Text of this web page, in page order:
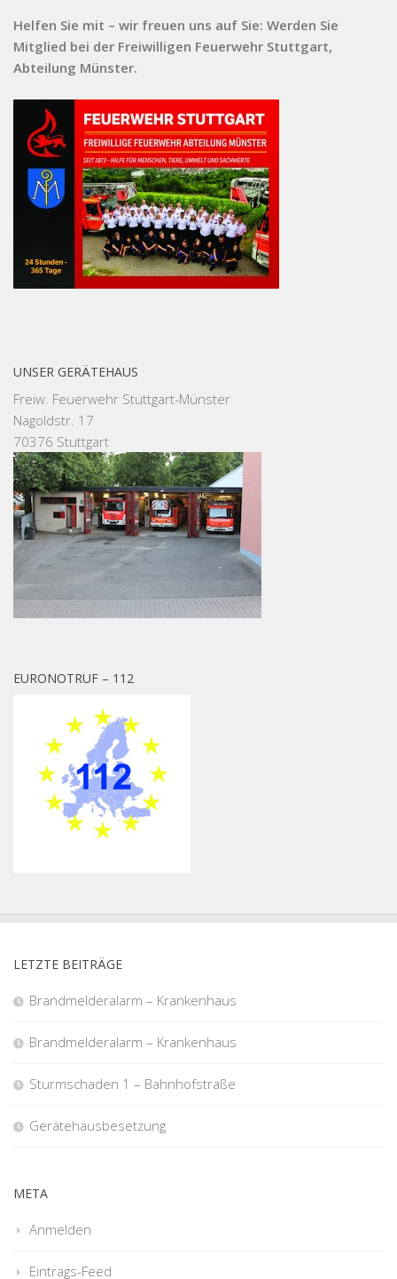
Helfen Sie mit – wir freuen uns auf Sie: Werden Sie
Mitglied bei der Freiwilligen Feuerwehr Stuttgart,
Abteilung Münster.
UNSER GERÄTEHAUS
Freiw. Feuerwehr Stuttgart-Münster
Nagoldstr. 17
70376 Stuttgart
EURONOTRUF – 112
LETZTE BEITRÄGE
Brandmelderalarm – Krankenhaus
Brandmelderalarm – Krankenhaus
Sturmschaden 1 – Bahnhofstraße
Gerätehausbesetzung
META
Anmelden
Eintrags-Feed